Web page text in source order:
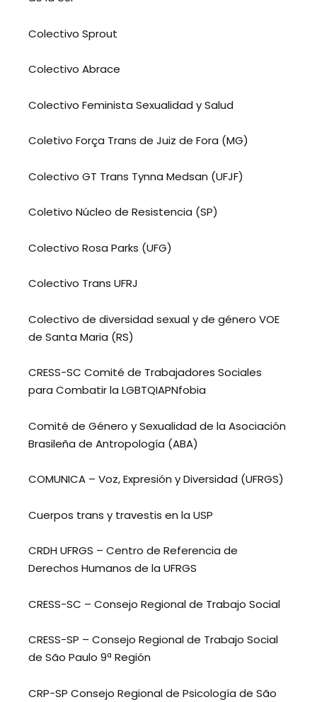
Colectivo Sprout
Colectivo Abrace
Colectivo Feminista Sexualidad y Salud
Coletivo Força Trans de Juiz de Fora (MG)
Colectivo GT Trans Tynna Medsan (UFJF)
Coletivo Núcleo de Resistencia (SP)
Colectivo Rosa Parks (UFG)
Colectivo Trans UFRJ
Colectivo de diversidad sexual y de género VOE
de Santa Maria (RS)
CRESS-SC Comité de Trabajadores Sociales
para Combatir la LGBTQIAPNfobia
Comité de Género y Sexualidad de la Asociación
Brasileña de Antropología (ABA)
COMUNICA – Voz, Expresión y Diversidad (UFRGS)
Cuerpos trans y travestis en la USP
CRDH UFRGS – Centro de Referencia de
Derechos Humanos de la UFRGS
CRESS-SC – Consejo Regional de Trabajo Social
CRESS-SP – Consejo Regional de Trabajo Social
de São Paulo 9ª Región
CRP-SP Consejo Regional de Psicología de São